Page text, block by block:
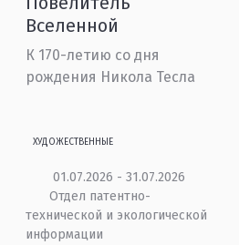
Вселенной
К 170-летию со дня
рождения Никола Тесла
ХУДОЖЕСТВЕННЫЕ
01.07.2026 - 31.07.2026
Отдел патентно-
технической и экологической
информации